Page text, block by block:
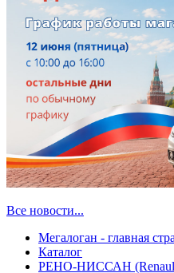
Все новости...
Мегалоган - главная
Каталог
РЕНО-НИССАН